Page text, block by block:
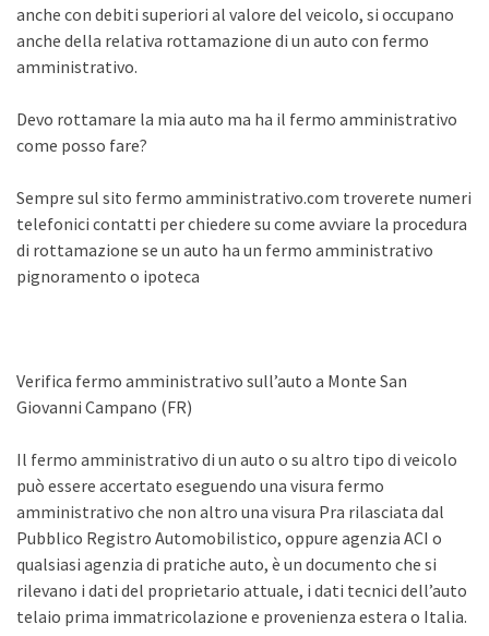
anche con debiti superiori al valore del veicolo, si occupano
anche della relativa rottamazione di un auto con fermo
amministrativo.
Devo rottamare la mia auto ma ha il fermo amministrativo
come posso fare?
Sempre sul sito fermo amministrativo.com troverete numeri
telefonici contatti per chiedere su come avviare la procedura
di rottamazione se un auto ha un fermo amministrativo
pignoramento o ipoteca
Verifica fermo amministrativo sull’auto a Monte San
Giovanni Campano (FR)
Il fermo amministrativo di un auto o su altro tipo di veicolo
può essere accertato eseguendo una visura fermo
amministrativo che non altro una visura Pra rilasciata dal
Pubblico Registro Automobilistico, oppure agenzia ACI o
qualsiasi agenzia di pratiche auto, è un documento che si
rilevano i dati del proprietario attuale, i dati tecnici dell’auto
telaio prima immatricolazione e provenienza estera o Italia.